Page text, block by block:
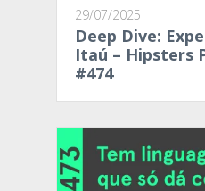
29/07/2025
Deep Dive:
Itaú – Hipsters
#474